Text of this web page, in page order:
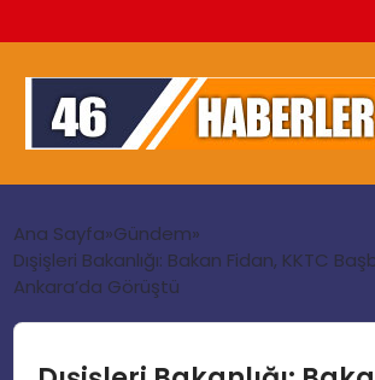
GÜNDEM
EKONOMI
Ana Sayfa Gündem
Dışişleri Bakanlığı: Bakan Fidan, KKTC
Ankara’da Görüştü